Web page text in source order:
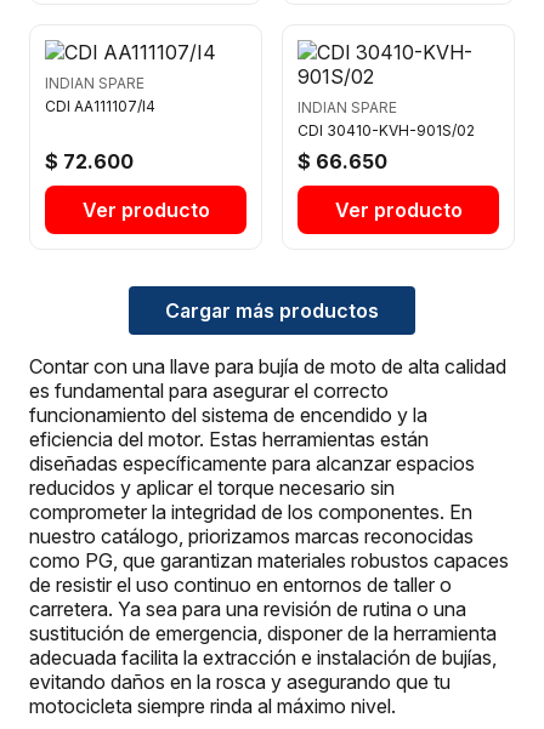
INDIAN SPARE
CDI AA111107/I4
$ 72.600
Ver producto
INDIAN SPARE
CDI 30410-KVH-901S/02
$ 66.650
Ver producto
Cargar más productos
Contar con una llave para bujía de moto de alta calidad
es fundamental para asegurar el correcto
funcionamiento del sistema de encendido y la
eficiencia del motor. Estas herramientas están
diseñadas específicamente para alcanzar espacios
reducidos y aplicar el torque necesario sin
comprometer la integridad de los componentes. En
nuestro catálogo, priorizamos marcas reconocidas
como PG, que garantizan materiales robustos capaces
de resistir el uso continuo en entornos de taller o
carretera. Ya sea para una revisión de rutina o una
sustitución de emergencia, disponer de la herramienta
adecuada facilita la extracción e instalación de bujías,
evitando daños en la rosca y asegurando que tu
motocicleta siempre rinda al máximo nivel.